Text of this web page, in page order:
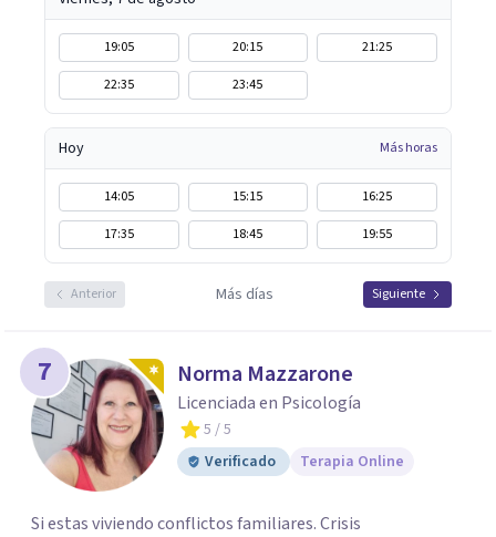
19:05 20:15
21:25
22:35
23:45
Hoy Más horas
14:05 15:15
16:25
17:35
18:45 19:55
Anterior Más días Siguiente
7 Norma Mazzarone
Licenciada en Psicología
5 / 5
Verificado
Terapia Online
Si estas viviendo conflictos familiares. Crisis